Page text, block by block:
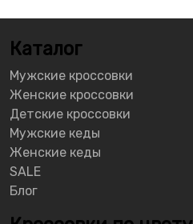
Каталог
Мужские кроссовки
Женские кроссовки
Детские кроссовки
Мужские кеды
Женские кеды
SALE
Блог